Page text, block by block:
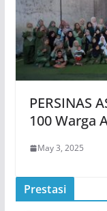
PERSINAS
100 Warga
May 3, 2025
Prestasi